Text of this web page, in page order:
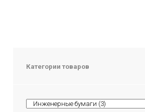
Категории товаров